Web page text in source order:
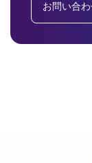
お問い合